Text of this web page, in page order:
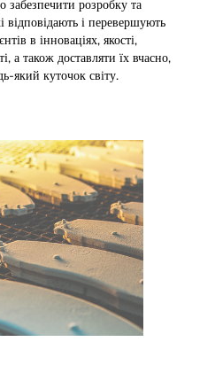
розробку та
відповідають і перевершують
в інноваціях, якості,
а також доставляти їх вчасно,
який куточок світу.